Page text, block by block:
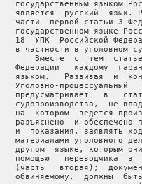
государственным языком
является  русский  язык.
части  первой статьи 3
государственном языке
18  УПК  Российской
в частности в уголовном
Вместе  с  тем
Федерации   каждому
языком.   Развивая  и
Уголовно-процессуальный
предусматривает   в
судопроизводства,  не
на  котором  ведется
разъяснено  и обеспечено
и  показания, заявлять
материалами уголовного
другом  языке, которым
помощью   переводчика  в
(часть   вторая);
обвиняемому,  должны